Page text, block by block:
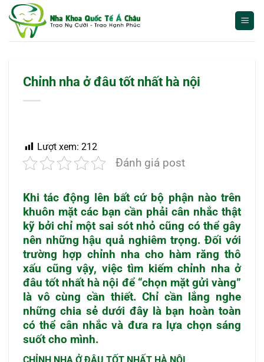
qua
Chỉnh nha ở đâu tốt nhất hà nội
Lượt xem: 212
Đánh giá post
Khi tác động lên bất cứ bộ phận nào trên
khuôn mặt các bạn cần phải cân nhắc thật
kỹ bởi chỉ một sai sót nhỏ cũng có thể gây
nên những hậu quả nghiêm trọng. Đối với
trường hợp chỉnh nha cho hàm răng thô
xấu cũng vậy, việc tìm kiếm chỉnh nha ở
đâu tốt nhất hà nội để “chọn mặt gửi vàng”
là vô cùng cần thiết. Chỉ cần lắng nghe
những chia sẻ dưới đây là bạn hoàn toàn
có thể cân nhắc và đưa ra lựa chọn sáng
suốt cho mình.
CHỈNH NHA Ở ĐÂU TỐT NHẤT HÀ NỘI